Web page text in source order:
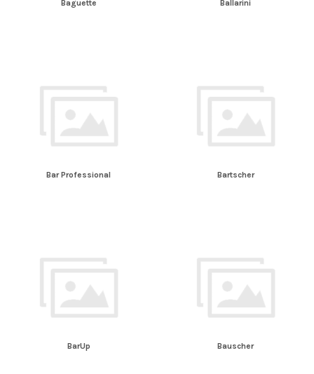
Baguette Ballarini
Bar Professional Bartscher
BarUp Bauscher